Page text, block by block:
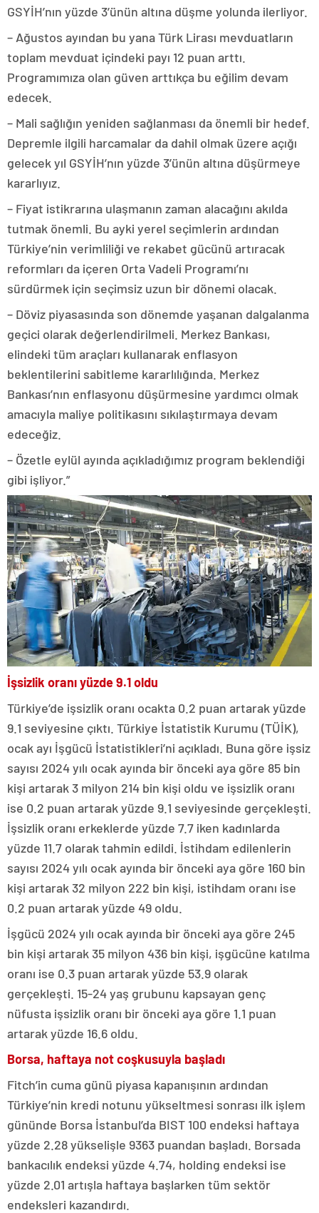
GSYİH’nın yüzde 3’ünün altına düşme yolunda ilerliyor.
– Ağustos ayından bu yana Türk Lirası mevduatların
toplam mevduat içindeki payı 12 puan arttı.
Programımıza olan güven arttıkça bu eğilim devam
edecek.
– Mali sağlığın yeniden sağlanması da önemli bir hedef.
Depremle ilgili harcamalar da dahil olmak üzere açığı
gelecek yıl GSYİH’nın yüzde 3’ünün altına düşürmeye
kararlıyız.
– Fiyat istikrarına ulaşmanın zaman alacağını akılda
tutmak önemli. Bu ayki yerel seçimlerin ardından
Türkiye’nin verimliliği ve rekabet gücünü artıracak
reformları da içeren Orta Vadeli Programı’nı
sürdürmek için seçimsiz uzun bir dönemi olacak.
– Döviz piyasasında son dönemde yaşanan dalgalanma
geçici olarak değerlendirilmeli. Merkez Bankası,
elindeki tüm araçları kullanarak enflasyon
beklentilerini sabitleme kararlılığında. Merkez
Bankası’nın enflasyonu düşürmesine yardımcı olmak
amacıyla maliye politikasını sıkılaştırmaya devam
edeceğiz.
– Özetle eylül ayında açıkladığımız program beklendiği
gibi işliyor.”
İşsizlik oranı yüzde 9.1 oldu
Türkiye’de işsizlik oranı ocakta 0.2 puan artarak yüzde
9.1 seviyesine çıktı. Türkiye İstatistik Kurumu (TÜİK),
ocak ayı İşgücü İstatistikleri’ni açıkladı. Buna göre işsiz
sayısı 2024 yılı ocak ayında bir önceki aya göre 85 bin
kişi artarak 3 milyon 214 bin kişi oldu ve işsizlik oranı
ise 0.2 puan artarak yüzde 9.1 seviyesinde gerçekleşti.
İşsizlik oranı erkeklerde yüzde 7.7 iken kadınlarda
yüzde 11.7 olarak tahmin edildi. İstihdam edilenlerin
sayısı 2024 yılı ocak ayında bir önceki aya göre 160 bin
kişi artarak 32 milyon 222 bin kişi, istihdam oranı ise
0.2 puan artarak yüzde 49 oldu.
İşgücü 2024 yılı ocak ayında bir önceki aya göre 245
bin kişi artarak 35 milyon 436 bin kişi, işgücüne katılma
oranı ise 0.3 puan artarak yüzde 53.9 olarak
gerçekleşti. 15-24 yaş grubunu kapsayan genç
nüfusta işsizlik oranı bir önceki aya göre 1.1 puan
artarak yüzde 16.6 oldu.
Borsa, haftaya not coşkusuyla başladı
Fitch’in cuma günü piyasa kapanışının ardından
Türkiye’nin kredi notunu yükseltmesi sonrası ilk işlem
gününde Borsa İstanbul’da BIST 100 endeksi haftaya
yüzde 2.28 yükselişle 9363 puandan başladı. Borsada
bankacılık endeksi yüzde 4.74, holding endeksi ise
yüzde 2.01 artışla haftaya başlarken tüm sektör
endeksleri kazandırdı.